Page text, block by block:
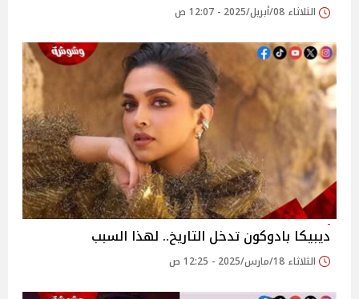
الثلاثاء 08/أبريل/2025 - 12:07 ص
ديبيكا بادوكون تدخل التاريخ.. لهذا السبب
الثلاثاء 18/مارس/2025 - 12:25 ص